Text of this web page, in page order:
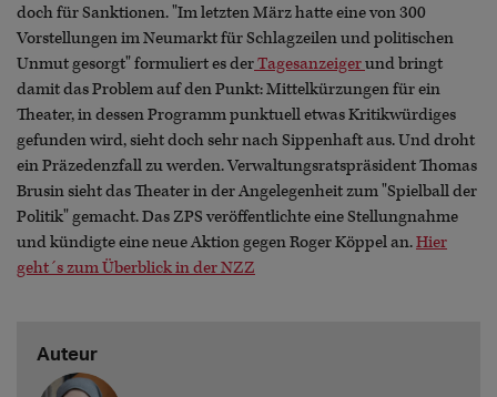
doch für Sanktionen. "Im letzten März hatte eine von 300
Vorstellungen im Neumarkt für Schlagzeilen und politischen
Unmut gesorgt" formuliert es derTagesanzeigerund bringt
damit das Problem auf den Punkt: Mittelkürzungen für ein
Theater, in dessen Programm punktuell etwas Kritikwürdiges
gefunden wird, sieht doch sehr nach Sippenhaft aus. Und droht
ein Präzedenzfall zu werden. Verwaltungsratspräsident Thomas
Brusin sieht das Theater in der Angelegenheit zum "Spielball der
Politik" gemacht. Das ZPS veröffentlichte eine Stellungnahme
und kündigte eine neue Aktion gegen Roger Köppel an.Hier
geht´s zum Überblick in der NZZ
Auteur